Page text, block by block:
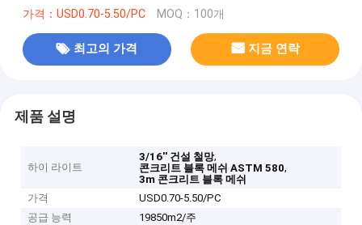
가격：USD0.70-5.50/PC MOQ：100개
최고의 가격 지금 연락
제품 설명
하이 라이트
3/16'' 건설 철망,
콘크리트 블록 메쉬 ASTM 580,
3m 콘크리트 블록 메쉬
가격
USD0.70-5.50/PC
공급 능력
19850m2/주